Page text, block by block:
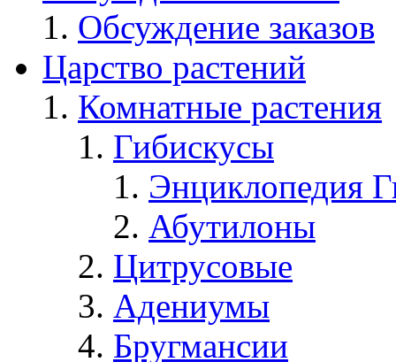
Обсуждение заказов
Царство растений
Комнатные растения
Гибискусы
Энциклопедия
Абутилоны
Цитрусовые
Адениумы
Бругмансии